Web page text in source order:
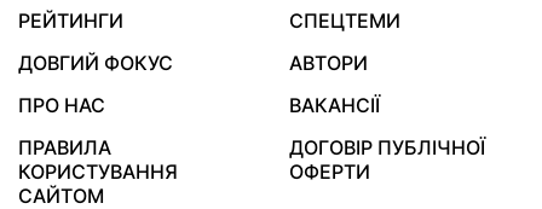
РЕЙТИНГИ
СПЕЦТЕМИ
ДОВГИЙ ФОКУС
АВТОРИ
ПРО НАС
ВАКАНСІЇ
ПРАВИЛА
КОРИСТУВАННЯ
САЙТОМ
ДОГОВІР ПУБЛІЧНОЇ
ОФЕРТИ